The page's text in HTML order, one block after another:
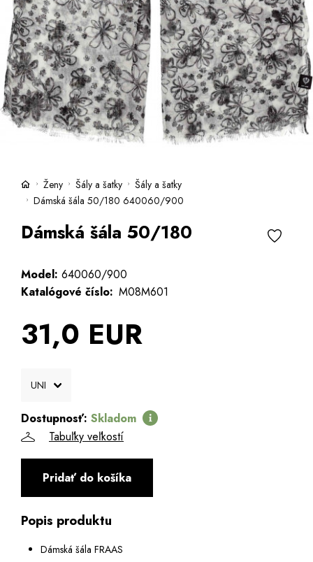
Česky Slovensky
Ženy Šály a šatky
Šály a šatky
Dámská šála 50/180 640060/900
Dámská šála 50/180
Model: 640060/900
Katalógové číslo: M08M601
31,0 EUR
Dostupnosť: Skladom
Tabuľky veľkostí
Pridať do košíka
Popis produktu
Dámská šála FRAAS